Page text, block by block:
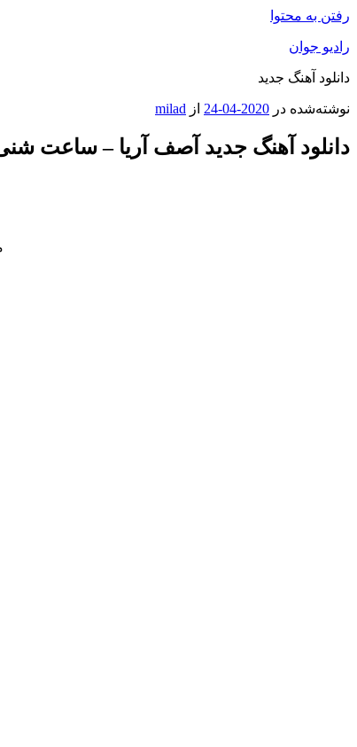
رفتن به محتوا
رادیو جوان
دانلود آهنگ جدید
نوشته‌شده در 2020-04-24 از milad
دانلود آهنگ جدید آصف آریا – ساعت